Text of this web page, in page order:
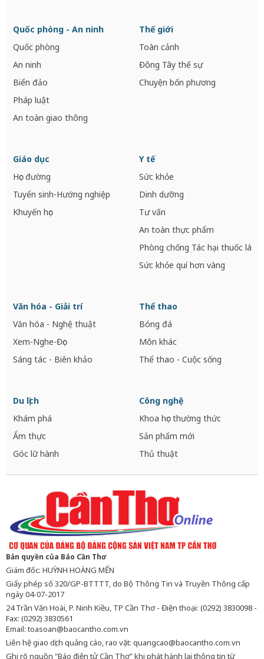
Quốc phòng - An ninh
Quốc phòng
An ninh
Biển đảo
Pháp luật
An toàn giao thông
Thế giới
Toàn cảnh
Đông Tây thế sự
Chuyện bốn phương
Giáo dục
Học đường
Tuyển sinh-Hướng nghiệp
Khuyến học
Y tế
Sức khỏe
Dinh dưỡng
Tư vấn
An toàn thực phẩm
Phòng chống Tác hại thuốc lá
Sức khỏe quí hơn vàng
Văn hóa - Giải trí
Văn hóa - Nghệ thuật
Xem-Nghe-Đọc
Sáng tác - Biên khảo
Thể thao
Bóng đá
Môn khác
Thể thao - Cuộc sống
Du lịch
Khám phá
Ẩm thực
Góc lữ hành
Công nghệ
Khoa học thường thức
Sản phẩm mới
Thủ thuật
Bản quyền của Báo Cần Thơ
Giám đốc: HUỲNH HOÀNG MẾN
Giấy phép số 320/GP-BTTTT, do Bộ Thông Tin và Truyền Thông cấp
ngày 04-07-2017
24 Trần Văn Hoài, P. Ninh Kiều, TP Cần Thơ - Điện thoại: (0292) 3830098 -
Fax: (0292) 3830561
Email: toasoan@baocantho.com.vn
Liên hệ giao dịch quảng cáo, rao vặt: quangcao@baocantho.com.vn
Ghi rõ nguồn "Báo điện tử Cần Thơ" khi phát hành lại thông tin từ